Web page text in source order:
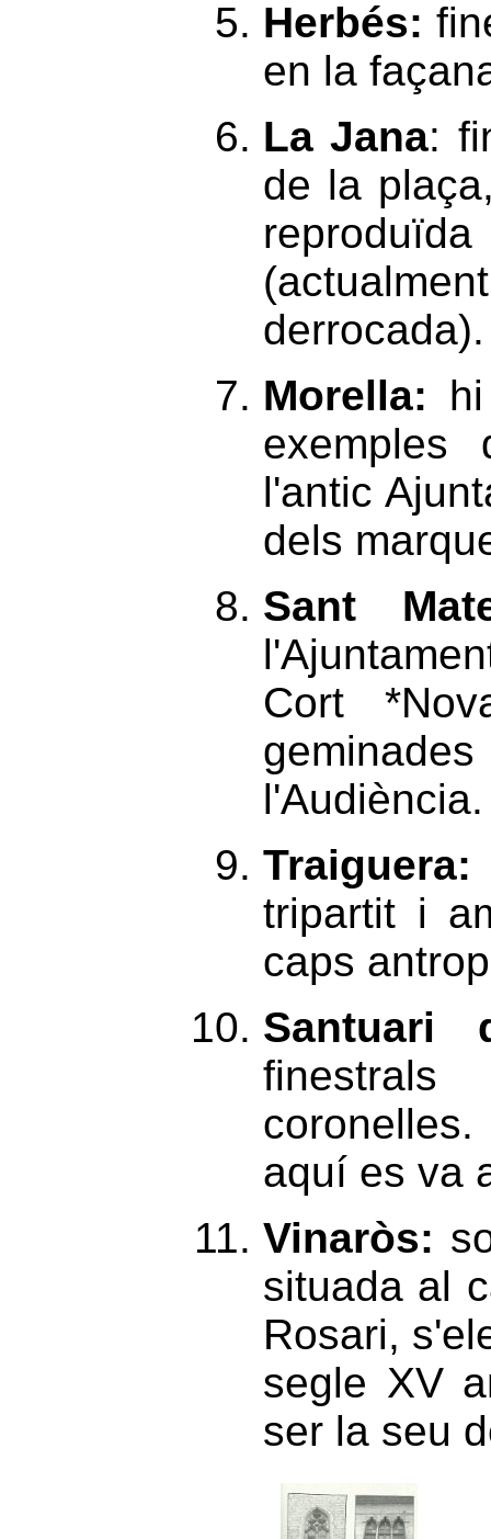
Herbés:
en la
La Jana:
de la
derrocada).
Morella:
exemples
l'antic
dels
Sant
Cort
l'Audiència.
Traiguera:
tripartit i
caps
Santuari
aquí es va
Vinaròs:
situada al
Rosari,
segle XV
ser la seu